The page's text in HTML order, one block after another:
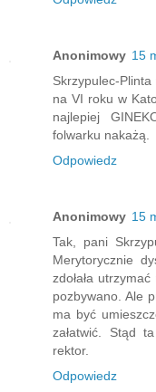
Anonimowy 15
Skrzypulec-
na VI roku w
najlepiej
folwarku nakażą.
Odpowiedz
Anonimowy 15
Tak, pani
Merytorycznie
zdołała
pozbywano. Ale
ma być
załatwić. Stąd
rektor.
Odpowiedz